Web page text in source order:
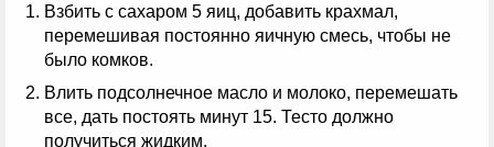
Взбить с сахаром 5 яиц, добавить крахмал,
перемешивая постоянно яичную смесь, чтобы не
было комков.
Влить подсолнечное масло и молоко, перемешать
все, дать постоять минут 15. Тесто должно
получиться жидким.